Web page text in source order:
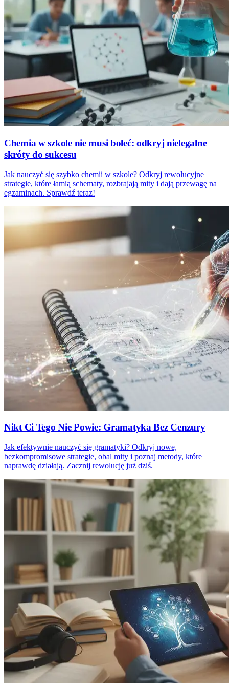
Chemia w szkole nie musi boleć: odkryj nielegalne
skróty do sukcesu
Jak nauczyć się szybko chemii w szkole? Odkryj rewolucyjne
strategie, które łamią schematy, rozbrajają mity i dają przewagę na
egzaminach. Sprawdź teraz!
Nikt Ci Tego Nie Powie: Gramatyka Bez Cenzury
Jak efektywnie nauczyć się gramatyki? Odkryj nowe,
bezkompromisowe strategie, obal mity i poznaj metody, które
naprawdę działają. Zacznij rewolucję już dziś.